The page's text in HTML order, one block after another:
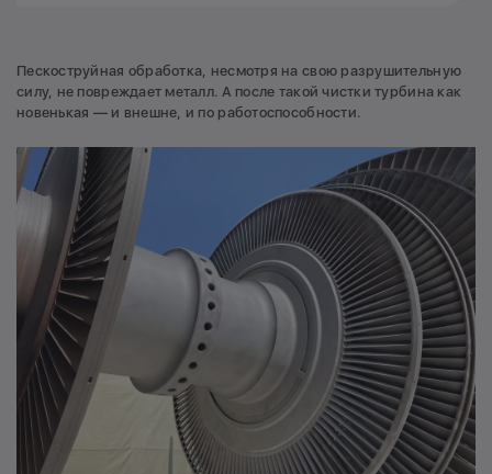
Пескоструйная обработка, несмотря на свою разрушительную
силу, не повреждает металл. А после такой чистки турбина как
новенькая — и внешне, и по работоспособности.